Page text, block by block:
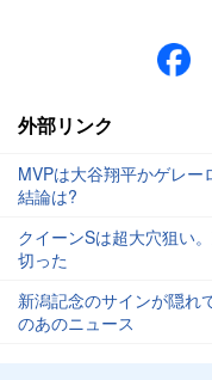
外部リンク
MVPは大谷翔平かゲレ
結論は?
クイーンSは超大穴狙い
切った
新潟記念のサインが隠れ
のあのニュース